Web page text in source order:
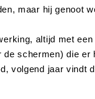
maar hij genoot
altijd met
schermen) die er
volgend jaar vindt